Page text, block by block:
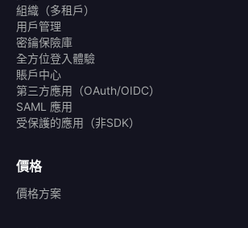
組織（多租戶）
用戶管理
密鑰保險庫
全方位登入體驗
賬戶中心
第三方應用（OAuth/OIDC）
SAML 應用
受保護的應用（非SDK）
價格
價格方案